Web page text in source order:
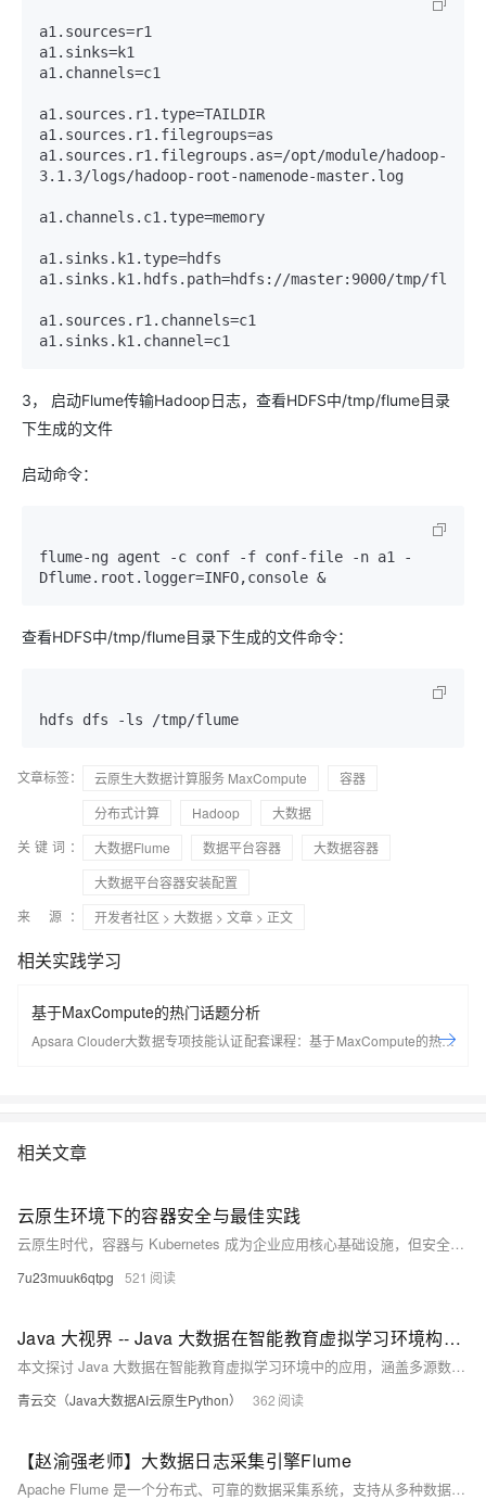
a1.sources=r1
a1.sinks=k1
a1.channels=c1
a1.sources.r1.type=TAILDIR
a1.sources.r1.filegroups=as
a1.sources.r1.filegroups.as=/opt/module/hadoop-
3.1.3/logs/hadoop-root-namenode-master.log
a1.channels.c1.type=memory
a1.sinks.k1.type=hdfs
a1.sinks.k1.hdfs.path=hdfs://master:9000/tmp/flume
a1.sources.r1.channels=c1
3， 启动Flume传输Hadoop日志，查看HDFS中/tmp/flume目录
下生成的文件
启动命令：
flume-ng agent -c conf -f conf-file -n a1 -
查看HDFS中/tmp/flume目录下生成的文件命令：
文章标签： 云原生大数据计算服务 MaxCompute
容器
分布式计算
Hadoop
大数据
关键词：
大数据Flume 数据平台容器
大数据容器
大数据平台容器安装配置
来 源：
开发者社区 > 大数据 > 文章 > 正文
相关实践学习
基于MaxCompute的热门话题分析
Apsara Clouder大数据专项技能认证配套课程：基于MaxCompute的热门
相关文章
云原生环境下的容器安全与最佳实践
云原生时代，容器与 Kubernetes 成为企业应用核心基础设施，但安全挑战日益突出。本文探讨容器安全现状与对策，涵盖镜像安全、运行时防护、编排系统风险及供应链安全，提出最小权限、漏洞扫描、网络控制等最佳实践，并结合阿里云 ACK、ACR 等服务提供全链路解决方案，展望零信任、AI 安全与 DevSecOps 融合趋势。
7u23muuk6qtpg 521
Java 大视界 -- Java 大数据在智能教育虚拟学习环境构建与用户体验优化中的应用（221）
本文探讨 Java 大数据在智能教育虚拟学习环境中的应用，涵盖多源数据采集、个性化推荐、实时互动优化等核心技术，结合实际案例分析其在提升学习体验与教学质量中的成效，并展望未来发展方向与技术挑战。
青云交（Java大数据AI云原生Python） 362
【赵渝强老师】大数据日志采集引擎Flume
Apache Flume 是一个分布式、可靠的数据采集系统，支持从多种数据源收集日志信息，并传输至指定目的地。其核心架构由Source、Channel、Sink三组件构成，通过Event封装数据，保障高效与可靠传输。